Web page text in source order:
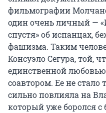
фильмографии
один очень личный —
спустя» об испанцах,
фашизма. Таким
Консуэло Сегура, той,
единственной
соавтором. Ее не стало
сильно повлияла на
который уже боролся с